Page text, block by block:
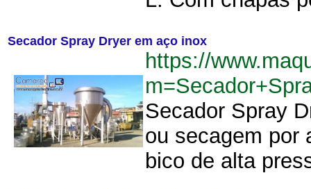
Secador Spray Dryer em aço inox
https://
Secador Spray
ou secagem por
bico de alta